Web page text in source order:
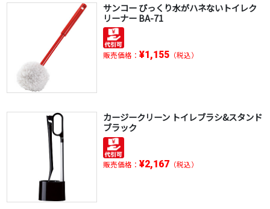
サンコー びっくり水がハネないトイレク
リーナー BA-71
販売価格： ¥1,155（税込）
カージークリーン トイレブラシ&スタンド
ブラック
販売価格： ¥2,167（税込）